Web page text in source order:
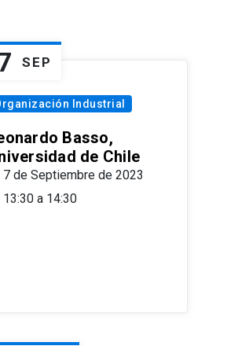
SEP
Industrial
Basso,
de Chile
7 de Septiembre de 2023
13:30 a 14:30